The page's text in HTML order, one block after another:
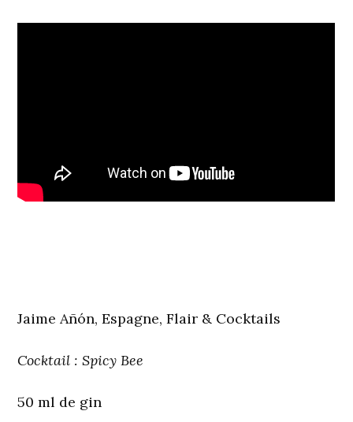
Jaime Añón, Espagne, Flair & Cocktails
Cocktail : Spicy Bee
50 ml de gin